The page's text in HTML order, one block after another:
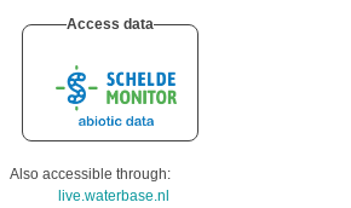
Access data
Also accessible through:
live.waterbase.nl